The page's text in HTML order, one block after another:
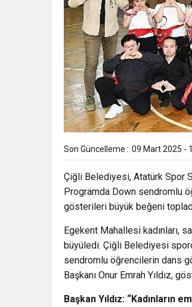
Son Güncelleme : 09 Mart 2025 -
Çiğli Belediyesi, Atatürk Spor
Programda Down sendromlu
gösterileri büyük beğeni
Egekent Mahallesi kadınları,
büyüledi. Çiğli Belediyesi
sendromlu öğrencilerin dans
Başkanı Onur Emrah Yıldız,
Başkan Yıldız: “Kadınların